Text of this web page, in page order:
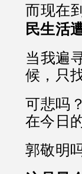
而现在
民生活
当我遍
候，只
可悲吗
在今日
郭敬明